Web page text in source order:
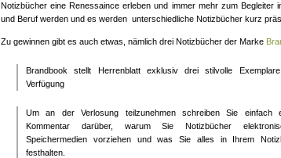
Notizbücher eine Renessaince erleben und immer mehr zum Begleiter
und Beruf werden und es werden unterschiedliche Notizbücher kurz
Zu gewinnen gibt es auch etwas, nämlich drei Notizbücher der Marke
Brandbook stellt Herrenblatt exklusiv drei stilvolle
Verfügung
Um an der Verlosung teilzunehmen schreiben Sie einfach
Kommentar darüber, warum Sie Notizbücher
Speichermedien vorziehen und was Sie alles in Ihrem
festhalten.